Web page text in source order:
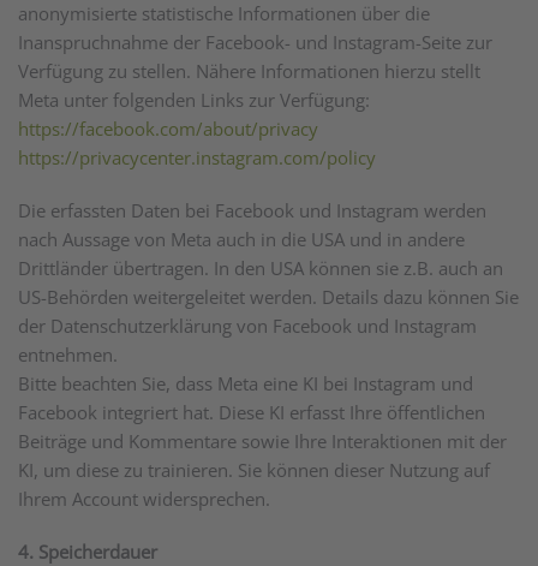
anonymisierte statistische Informationen über die
Inanspruchnahme der Facebook- und Instagram-Seite zur
Verfügung zu stellen. Nähere Informationen hierzu stellt
Meta unter folgenden Links zur Verfügung:
https://facebook.com/about/privacy
https://privacycenter.instagram.com/policy
Die erfassten Daten bei Facebook und Instagram werden
nach Aussage von Meta auch in die USA und in andere
Drittländer übertragen. In den USA können sie z.B. auch an
US-Behörden weitergeleitet werden. Details dazu können Sie
der Datenschutzerklärung von Facebook und Instagram
entnehmen.
Bitte beachten Sie, dass Meta eine KI bei Instagram und
Facebook integriert hat. Diese KI erfasst Ihre öffentlichen
Beiträge und Kommentare sowie Ihre Interaktionen mit der
KI, um diese zu trainieren. Sie können dieser Nutzung auf
Ihrem Account widersprechen.
4. Speicherdauer